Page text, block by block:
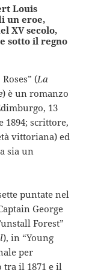
Louis
un eroe,
XV secolo,
sotto il regno
(La
) è un romanzo
13
1894; scrittore,
vittoriana) ed
sia un
puntate nel
George
Forest”
), in “Young
per
il 1871 e il